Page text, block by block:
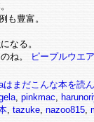
も豊富。
なる。
ね。 ピープルウエ
はまだこんな本を読
, pinkmac,
, tazuke, nazoo815,